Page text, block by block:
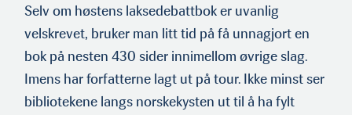
Selv om høstens laksedebattbok er uvanlig
velskrevet, bruker man litt tid på få unnagjort en
bok på nesten 430 sider innimellom øvrige slag.
Imens har forfatterne lagt ut på tour. Ikke minst ser
bibliotekene langs norskekysten ut til å ha fylt